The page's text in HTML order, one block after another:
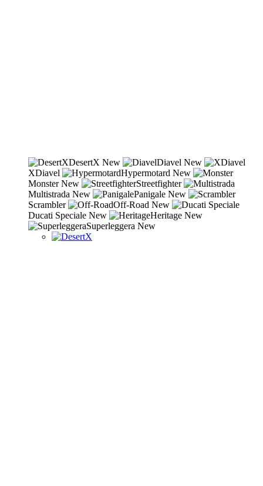
DesertX New Diavel New
XDiavel
Hypermotard New
MonsterNew
Streetfighter
Multistrada New Panigale New
Scrambler
Off-Road New
Ducati Speciale New Heritage New
Superleggera New